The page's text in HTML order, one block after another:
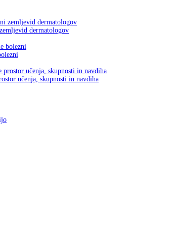
dermatologov
učenja, skupnosti in navdiha